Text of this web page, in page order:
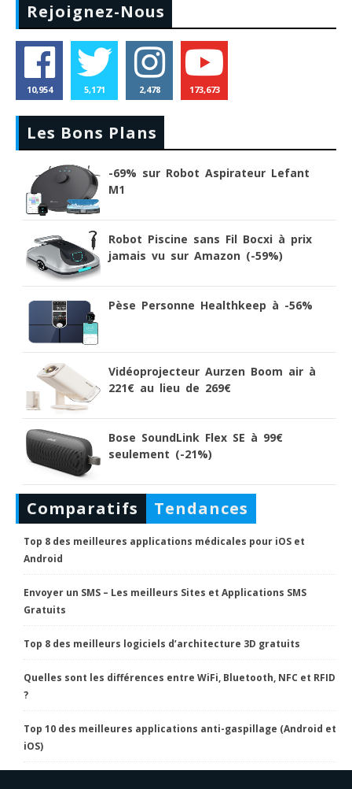
Rejoignez-Nous
10,954 5,171 2,478 173,673
Les Bons Plans
-69% sur Robot Aspirateur Lefant
M1
Robot Piscine sans Fil Bocxi à prix
jamais vu sur Amazon (-59%)
Pèse Personne Healthkeep à -56%
Vidéoprojecteur Aurzen Boom air à
221€ au lieu de 269€
Bose SoundLink Flex SE à 99€
seulement (-21%)
Comparatifs Tendances
Top 8 des meilleures applications médicales pour iOS et
Android
Envoyer un SMS – Les meilleurs Sites et Applications SMS
Gratuits
Top 8 des meilleurs logiciels d’architecture 3D gratuits
Quelles sont les différences entre WiFi, Bluetooth, NFC et RFID
?
Top 10 des meilleures applications anti-gaspillage (Android et
iOS)